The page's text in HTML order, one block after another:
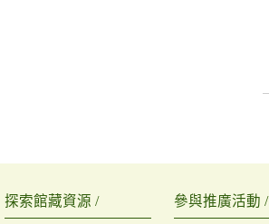
探索館藏資源 / 參與推廣活動 /